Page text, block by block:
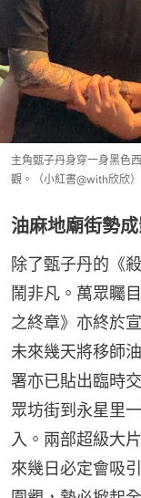
主角甄子丹身穿一身黑色
觀。（小紅書@with欣欣）
油麻地廟街勢
除了甄子丹的《
鬧非凡。萬眾矚
之終章》亦終於
未來幾天將移師
署亦已貼出臨時
眾坊街到永星里
入。兩部超級大
來幾日必定會吸